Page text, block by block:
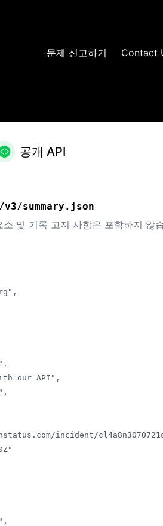
문제 신고하기 Contact
공개 API
summary.json
및 기록 고지 사항은 포함하지 않
,
,
our API" ,
,
incident/
,